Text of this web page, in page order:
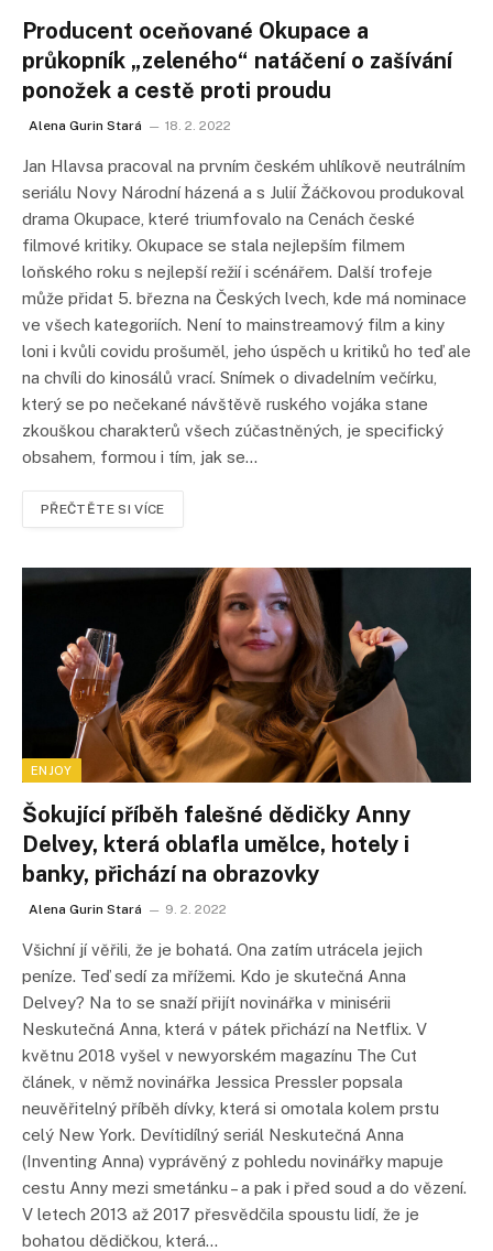
Producent oceňované Okupace a
průkopník „zeleného“ natáčení o zašívání
ponožek a cestě proti proudu
Alena Gurin Stará 18. 2. 2022
Jan Hlavsa pracoval na prvním českém uhlíkově neutrálním
seriálu Novy Národní házená a s Julií Žáčkovou produkoval
drama Okupace, které triumfovalo na Cenách české
filmové kritiky. Okupace se stala nejlepším filmem
loňského roku s nejlepší režií i scénářem. Další trofeje
může přidat 5. března na Českých lvech, kde má nominace
ve všech kategoriích. Není to mainstreamový film a kiny
loni i kvůli covidu prošuměl, jeho úspěch u kritiků ho teď ale
na chvíli do kinosálů vrací. Snímek o divadelním večírku,
který se po nečekané návštěvě ruského vojáka stane
zkouškou charakterů všech zúčastněných, je specifický
obsahem, formou i tím, jak se…
PŘEČTĚTE SI VÍCE
ENJOY
Šokující příběh falešné dědičky Anny
Delvey, která oblafla umělce, hotely i
banky, přichází na obrazovky
Alena Gurin Stará 9. 2. 2022
Všichní jí věřili, že je bohatá. Ona zatím utrácela jejich
peníze. Teď sedí za mřížemi. Kdo je skutečná Anna
Delvey? Na to se snaží přijít novinářka v minisérii
Neskutečná Anna, která v pátek přichází na Netflix. V
květnu 2018 vyšel v newyorském magazínu The Cut
článek, v němž novinářka Jessica Pressler popsala
neuvěřitelný příběh dívky, která si omotala kolem prstu
celý New York. Devítidílný seriál Neskutečná Anna
(Inventing Anna) vyprávěný z pohledu novinářky mapuje
cestu Anny mezi smetánku – a pak i před soud a do vězení.
V letech 2013 až 2017 přesvědčila spoustu lidí, že je
bohatou dědičkou, která…